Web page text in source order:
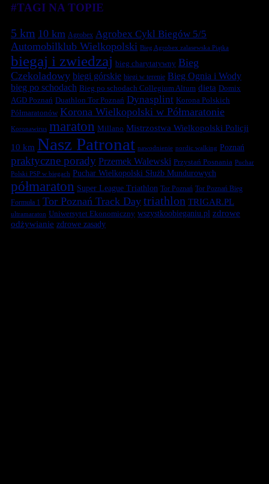
#TAGI NA TOPIE
5 km 10 km Agrobex Agrobex Cykl Biegów 5/5
Automobilklub Wielkopolski Bieg Agrobex zalasewska Piątka
biegaj i zwiedzaj bieg charytatywny Bieg
Czekoladowy biegi górskie biegi w terenie Bieg Ognia i Wody
bieg po schodach Bieg po schodach Collegium Altum dieta Domix
AGD Poznań Duathlon Tor Poznań Dynasplint Korona Polskich
Półmaratonów Korona Wielkopolski w Półmaratonie
Koronawirus maraton Millano Mistrzostwa Wielkopolski Policji
10 km Nasz Patronat nawodnienie nordic walking Poznań
praktyczne porady Przemek Walewski Przystań Posnania Puchar
Polski PSP w biegach Puchar Wielkopolski Służb Mundurowych
półmaraton Super League Triathlon Tor Poznań Tor Poznań Bieg
Formuła 1 Tor Poznań Track Day triathlon TRIGAR.PL
ultramaraton Uniwersytet Ekonomiczny wszystkoobieganiu.pl zdrowe
odżywianie zdrowe zasady